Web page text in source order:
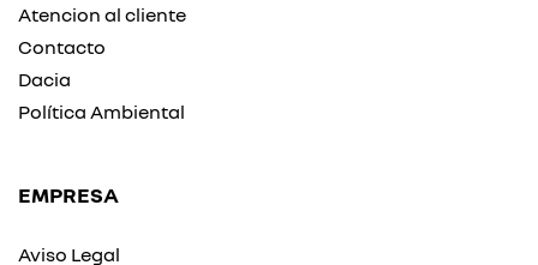
Atencion al cliente
Contacto
Dacia
Política Ambiental
EMPRESA
Aviso Legal